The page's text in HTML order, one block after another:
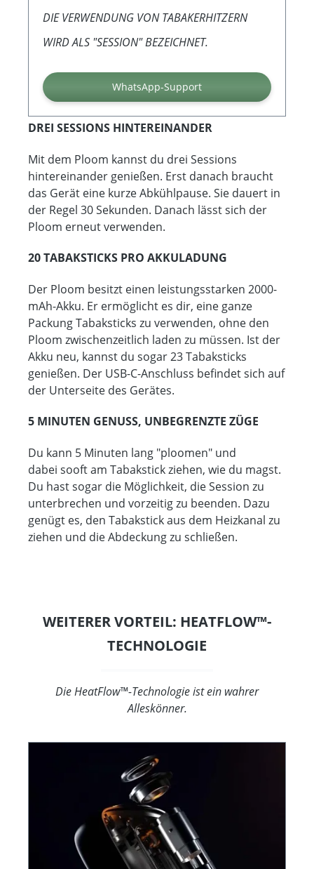
DIE VERWENDUNG VON TABAKERHITZERN
WIRD ALS "SESSION" BEZEICHNET.
WhatsApp-Support
DREI SESSIONS HINTEREINANDER
Mit dem Ploom kannst du drei Sessions
hintereinander genießen. Erst danach braucht
das Gerät eine kurze Abkühlpause. Sie dauert in
der Regel 30 Sekunden. Danach lässt sich der
Ploom erneut verwenden.
20 TABAKSTICKS PRO AKKULADUNG
Der Ploom besitzt einen leistungsstarken 2000-
mAh-Akku. Er ermöglicht es dir, eine ganze
Packung Tabaksticks zu verwenden, ohne den
Ploom zwischenzeitlich laden zu müssen. Ist der
Akku neu, kannst du sogar 23 Tabaksticks
genießen. Der USB-C-Anschluss befindet sich auf
der Unterseite des Gerätes.
5 MINUTEN GENUSS, UNBEGRENZTE ZÜGE
Du kann 5 Minuten lang "ploomen" und
dabei sooft am Tabakstick ziehen, wie du magst.
Du hast sogar die Möglichkeit, die Session zu
unterbrechen und vorzeitig zu beenden. Dazu
genügt es, den Tabakstick aus dem Heizkanal zu
ziehen und die Abdeckung zu schließen.
WEITERER VORTEIL: HEATFLOW™-
TECHNOLOGIE
Die HeatFlow™-Technologie ist ein wahrer
Alleskönner.